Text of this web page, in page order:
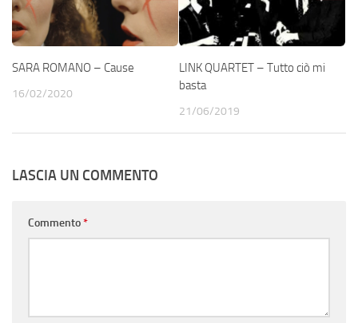
SARA ROMANO – Cause
16/02/2020
LINK QUARTET – Tutto ciò mi
basta
21/06/2019
LASCIA UN COMMENTO
Commento*